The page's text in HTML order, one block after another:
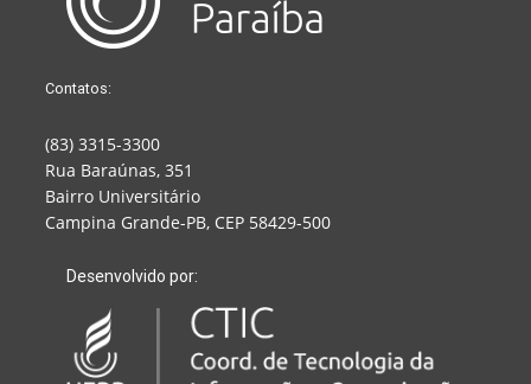
Contatos:
(83) 3315-3300
Rua Baraúnas, 351
Bairro Universitário
Campina Grande-PB, CEP 58429-500
Desenvolvido por: